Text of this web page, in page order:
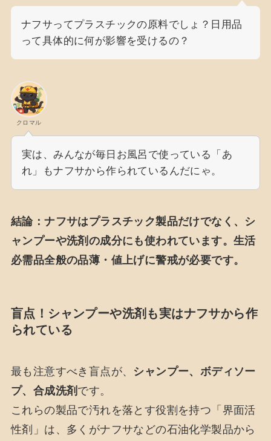
ナフサってプラスチックの原料でしょ？日用品
って具体的に何が影響を受けるの？
クロマル
実は、みんなが毎日お風呂で使っている「あ
れ」もナフサから作られているんだにゃ。
結論：ナフサはプラスチック製品だけでなく、シ
ャンプーや洗剤の成分にも使われています。生活
必需品全般の品薄・値上げに警戒が必要です。
盲点！シャンプーや洗剤も実はナフサから作
られている
最も注意すべき盲点が、 シャンプー、ボディソー
プ、合成洗剤 です。
これらの製品で汚れを落とす役割を持つ「界面活
性剤」は、多くがナフサなどの石油化学製品から